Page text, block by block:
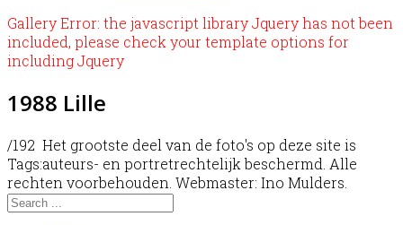
Gallery Error: the javascript library Jquery has not been
included, please check your template options for
including Jquery
1988 Lille
/192
Tags:
Het grootste deel van de foto's op deze site is
auteurs- en portretrechtelijk beschermd. Alle
rechten voorbehouden. Webmaster: Ino Mulders.